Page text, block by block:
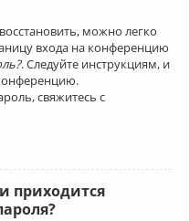
можно легко
входа на конференцию
. Следуйте инструкциям, и
свяжитесь с
приходится